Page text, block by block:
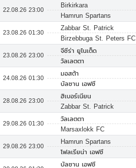
22.08.26 23:00
Birkirkara
Hamrun Spartans
23.08.26 01:30
Zabbar St. Patrick
Birzebbuga St. Peters FC
23.08.26 23:00
จีซีร่า ยูไนเต็ด
วัลเลตตา
24.08.26 01:30
มอสต้า
บัลซาน เอฟซี
28.08.26 23:00
ฮิเบอร์เนียน
Zabbar St. Patrick
29.08.26 01:30
วัลเลตตา
Marsaxlokk FC
29.08.26 23:00
Hamrun Spartans
โฟลเรียน่า เอฟซี
บัลซาน เอฟซี